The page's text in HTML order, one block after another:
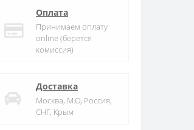
Оплата
Принимаем оплату
online (берется
комиссия)
Доставка
Москва, М.О, Россия,
СНГ, Крым